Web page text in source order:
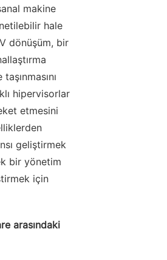
makine
hale
dönüşüm, bir
hipervisorlar
etmesini
geliştirmek
bir yönetim
için
arasındaki